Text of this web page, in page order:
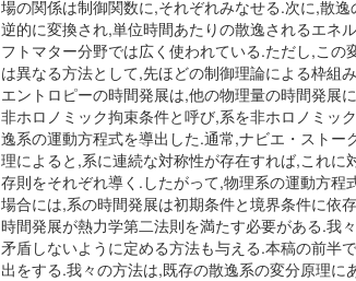
場の関係は制御関数に,それぞれみなせる.次に,散
逆的に変換され,単位時間あたりの散逸されるエネ
フトマター分野では広く使われている.ただし,こ
は異なる方法として,先ほどの制御理論による枠組
エントロピーの時間発展は,他の物理量の時間発展
非ホロノミック拘束条件と呼び,系を非ホロノミッ
逸系の運動方程式を導出した.通常,ナビエ・スト
理によると,系に連続な対称性が存在すれば,これ
存則をそれぞれ導く.したがって,物理系の運動方
場合には,系の時間発展は初期条件と境界条件に依
時間発展が熱力学第二法則を満たす必要がある.我
矛盾しないように定める方法も与える.本稿の前半
出をする.我々の方法は,既存の散逸系の変分原理